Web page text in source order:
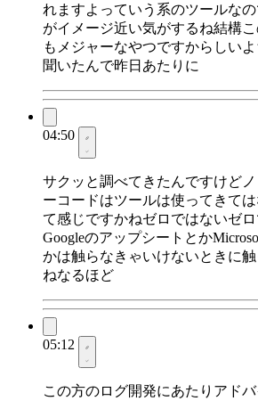
れますよっていう系のツールな
がイメージ近い気がするね結構
もメジャーなやつですからしい
聞いたんで昨日あたりに
04:50
サクッと調べてきたんですけど
ーコードはツールは使ってきて
て感じですかねゼロではないゼ
Googleのアップシートとか
かは触らなきゃいけないときに
ねなるほど
05:12
この方のログ開発にあたりアド